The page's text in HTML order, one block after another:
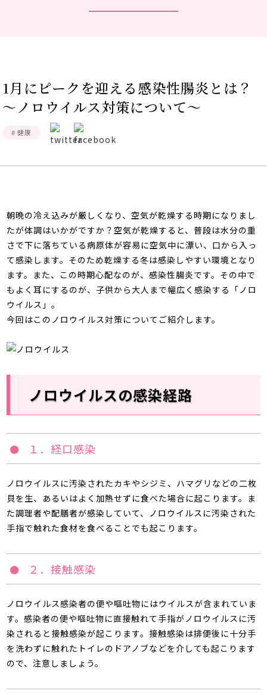
館内3Dマップ
1月にピークを迎える感染性腸炎とは？
～ノロウイルス対策について～
# 健康
朝晩の冷え込みが厳しくなり、空気が乾燥する時期になりまし
たが体調はいかがですか？空気が乾燥すると、普段は水分の重
さで下に落ちている病原体が容易に空気中に漂い、口から入っ
て感染します。そのため乾燥する冬は感染しやすい環境となり
ます。また、この時期心配なのが、感染性腸炎です。その中で
もよく耳にするのが、子供から大人まで幅広く感染する「ノロ
ウイルス」。
今回はこのノロウイルス対策についてご紹介します。
ノロウイルスの感染経路
１．経口感染
ノロウイルスに汚染されたカキやシジミ、ハマグリなどの二枚
貝を生、あるいはよく加熱せずに食べた場合に起こります。ま
た調理者や配膳者が感染していて、ノロウイルスに汚染された
手指で触れた食材を食べることでも起こります。
２．接触感染
ノロウイルス感染者の便や嘔吐物にはウイルスが含まれていま
す。感染者の便や嘔吐物に直接触れて手指がノロウイルスに汚
染されると接触感染が起こります。接触感染は排便後に十分手
を洗わずに触れたトイレのドアノブなどを介しても起こります
ので、注意しましょう。